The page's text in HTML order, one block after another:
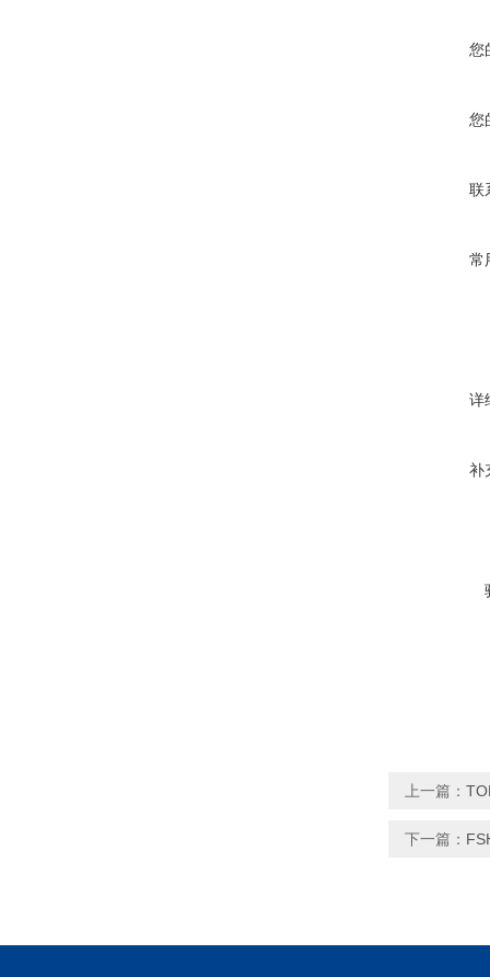
您
您
联
常
详
补
上一篇：
下一篇：